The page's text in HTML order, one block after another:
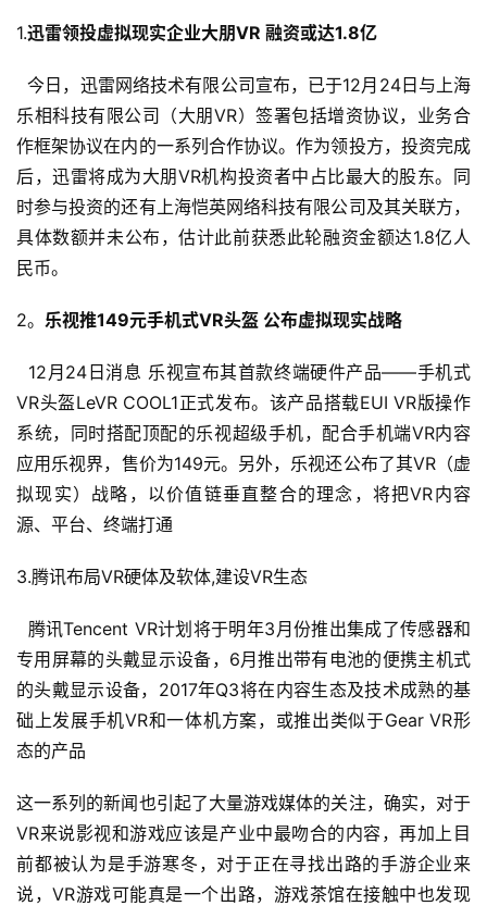
首
游
茶
原
创
戏
界
手
机
游
戏
单
机
游
1.迅雷领投虚拟现实企业大朋VR 融资或达1.8亿
今日，迅雷网络技术有限公司宣布，已于12月24日与上海
乐相科技有限公司（大朋VR）签署包括增资协议，业务合
作框架协议在内的一系列合作协议。作为领投方，投资完成
后，迅雷将成为大朋VR机构投资者中占比最大的股东。同
时参与投资的还有上海恺英网络科技有限公司及其关联方，
具体数额并未公布，估计此前获悉此轮融资金额达1.8亿人
民币。
2。 乐视推149元手机式VR头盔 公布虚拟现实战略
12月24日消息 乐视宣布其首款终端硬件产品——手机式
VR头盔LeVR COOL1正式发布。该产品搭载EUI VR版操作
系统，同时搭配顶配的乐视超级手机，配合手机端VR内容
应用乐视界，售价为149元。另外，乐视还公布了其VR（虚
拟现实）战略，以价值链垂直整合的理念，将把VR内容
源、平台、终端打通
3.腾讯布局VR硬体及软体,建设VR生态
腾讯Tencent VR计划将于明年3月份推出集成了传感器和
专用屏幕的头戴显示设备，6月推出带有电池的便携主机式
的头戴显示设备，2017年Q3将在内容生态及技术成熟的基
础上发展手机VR和一体机方案，或推出类似于Gear VR形
态的产品
这一系列的新闻也引起了大量游戏媒体的关注，确实，对于
VR来说影视和游戏应该是产业中最吻合的内容，再加上目
前都被认为是手游寒冬，对于正在寻找出路的手游企业来
说，VR游戏可能真是一个出路，游戏茶馆在接触中也发现